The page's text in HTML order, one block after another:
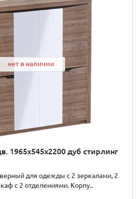
нет в наличии
1965x545x2200 дуб стирлинг
для одежды с 2 зеркалами, 2
с 2 отделениями. Корпу..